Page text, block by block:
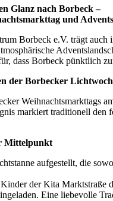
Glanz nach Borbeck –
und
Borbeck e.V. trägt auch
dass Borbeck pünktlich
der Borbecker
Weihnachtsmarkttags
markiert traditionell
Mittelpunkt
aufgestellt, die
der Kita Marktstraße
Eine liebevolle